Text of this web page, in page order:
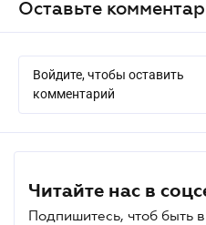
Оставьте
Войдите, чтобы оставить
комментарий
Читайте нас в
Подпишитесь, чтоб быть